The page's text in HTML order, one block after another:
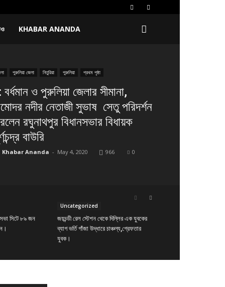
KHABAR ANANDA
পুরুলিয়া জেলা নিতুরিয়া পুরুলিয়া প্রথম পৃষ্ঠা
ও পুরুলিয়া জেলার সীমানা,
নদীর নেতাজী সুভাষ সেতু পরিদর্শন
রঘুনাথপুর বিধানসভার বিধায়ক
বাউরি
Khabar Ananda - May 4, 2020 966 0
সিটে ৮৯ জন
Uncategorized
জয়চন্ডী রেল স্টেশন থেকে দিল্লির এক যুবকের
ব্যাগ ভর্তি গাঁজা উদ্ধারে চাঞ্চল্য,গ্রেফতার
যুবক।